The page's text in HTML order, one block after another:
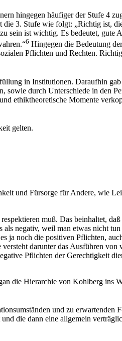
hingegen häufiger der Stufe 4
die 3. Stufe wie folgt: „Richtig ist,
sein ist wichtig. Es bedeutet, gute
6 Hingegen die Bedeutung
Pflichten und Rechten.
in Institutionen. Daraufhin gab
sowie durch Unterschiede in den
ethiktheoretische Momente
gelten.
und Fürsorge für Andere, wie
muß. Das beinhaltet, daß
negativ, weil man etwas nicht
ja noch die positiven Pflichten,
darunter das Ausführen
Pflichten der Gerechtigkeit
die Hierarchie von Kohlberg ins
und zu erwartenden
die dann eine allgemein